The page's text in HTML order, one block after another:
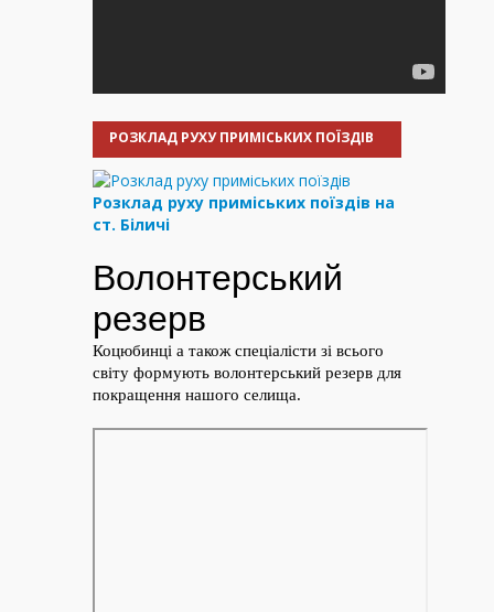
РОЗКЛАД РУХУ ПРИМІСЬКИХ ПОЇЗДІВ
Розклад руху приміських поїздів на
ст. Біличі